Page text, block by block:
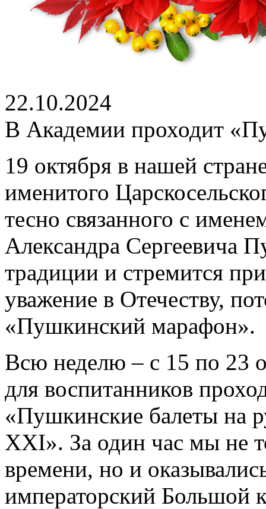
22.10.2024
В Академии проходит
19 октября в нашей
именитого
тесно связанного с
Александра Сергеевича
традиции и стремится
уважение в Отечеству,
«Пушкинский марафон».
Всю неделю – с 15 по 23
для воспитанников
«Пушкинские балеты на
XXI». За один час мы не
времени, но и
императорский Большой